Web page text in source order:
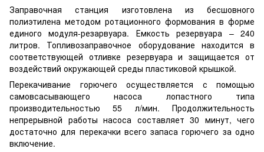
Заправочная станция изготовлена ​​из бесшовного
полиэтилена методом ротационного формования в форме
единого модуля-резарвуара. Емкость резервуара – 240
литров. Топливозаправочное оборудование находится в
соответствующей отливке резервуара и защищается от
воздействий окружающей среды пластиковой крышкой.
Перекачивание горючего осуществляется с помощью
самовсасывающего насоса лопастного типа
производительностью 55 л/мин. Продолжительность
непрерывной работы насоса составляет 30 минут, чего
достаточно для перекачки всего запаса горючего за одно
включение.